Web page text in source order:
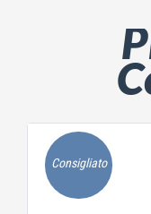
Consigliato